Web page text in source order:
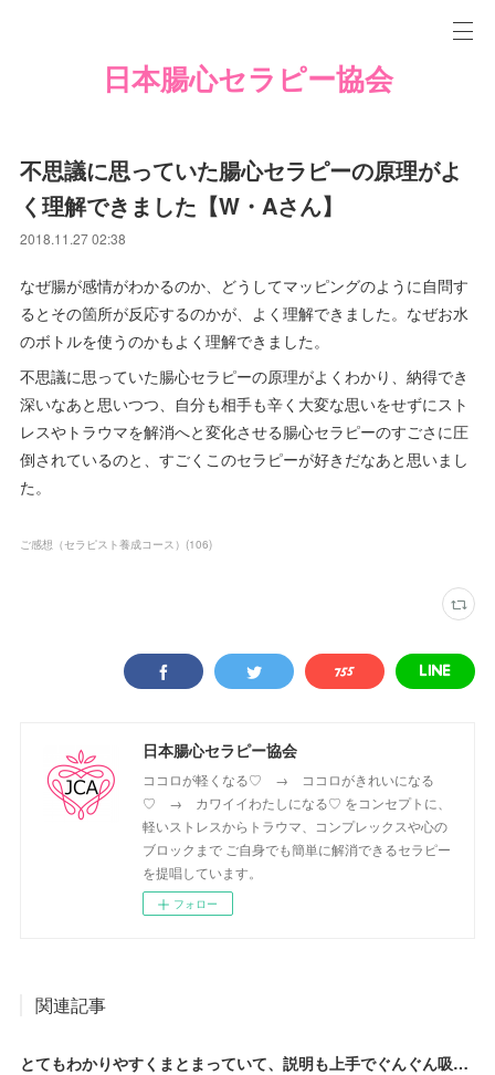
日本腸心セラピー協会
不思議に思っていた腸心セラピーの原理がよ
く理解できました【W・Aさん】
2018.11.27 02:38
なぜ腸が感情がわかるのか、どうしてマッピングのように自問す
るとその箇所が反応するのかが、よく理解できました。なぜお水
のボトルを使うのかもよく理解できました。
不思議に思っていた腸心セラピーの原理がよくわかり、納得でき
深いなあと思いつつ、自分も相手も辛く大変な思いをせずにスト
レスやトラウマを解消へと変化させる腸心セラピーのすごさに圧
倒されているのと、すごくこのセラピーが好きだなあと思いまし
た。
ご感想（セラピスト養成コース） (106)
日本腸心セラピー協会
ココロが軽くなる♡ → ココロがきれいになる
♡ → カワイイわたしになる♡ をコンセプトに、
軽いストレスからトラウマ、コンプレックスや心の
ブロックまで ご自身でも簡単に解消できるセラピー
を提唱しています。
フォロー
関連記事
とてもわかりやすくまとまっていて、説明も上手でぐんぐん吸い込むように入ってきました（東京都・山田かおるさん）